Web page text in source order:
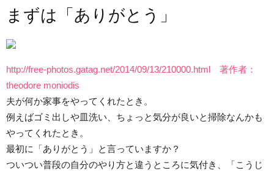
まずは「ありがとう」
http://free-photos.gatag.net/2014/09/13/210000.html 著作者：
theodore moniodis
夫が何か家事をやってくれたとき。
例えばゴミ出しや皿洗い、ちょっと気分が良いと掃除なんかも
やってくれたとき。
最初に「ありがとう」と言っていますか？
ついつい普段の自分のやり方と違うところに気付き、「こうじ